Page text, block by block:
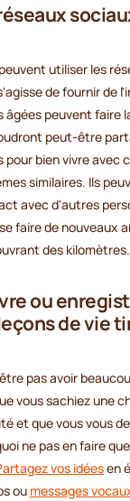
utiliser les
de fournir de
âgées peuvent faire
peut-être
pour bien vivre avec
similaires. Ils
avec d'autres
faire de nouveaux
des kilomètres.
ou
de vie
pas avoir
vous sachiez une
et que vous vous
ne pas en faire
vos idéesen
ou messages